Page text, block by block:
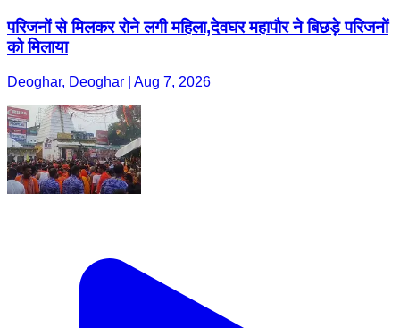
परिजनों से मिलकर रोने लगी महिला,देवघर महापौर ने बिछड़े परिजनों
को मिलाया
Deoghar, Deoghar | Aug 7, 2026